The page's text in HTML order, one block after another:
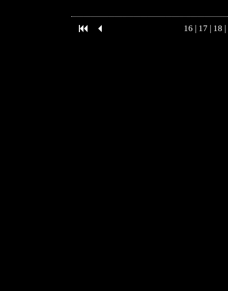
16 | 17 | 18 |